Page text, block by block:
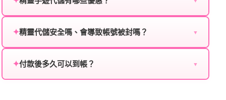
贈送、大額儲值優惠及節日限定活動，儲值最低6折
✦精靈代儲安全嗎、會導致帳號被封嗎？ ▼
單，不使用外掛程式、非法點數或異常儲值管道。您獲
✦付款後多久可以到帳？ ▼